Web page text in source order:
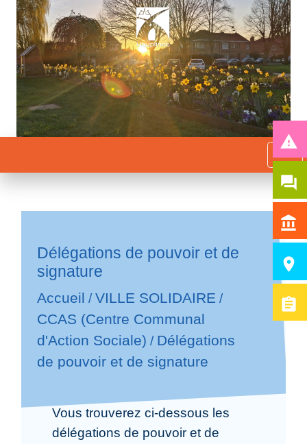
menu
Délégations de pouvoir et de
signature
Accueil / VILLE SOLIDAIRE /
CCAS (Centre Communal
d'Action Sociale) / Délégations
de pouvoir et de signature
Vous trouverez ci-dessous les
délégations de pouvoir et de
report_problem
question_answer
account_balance
room
assignment